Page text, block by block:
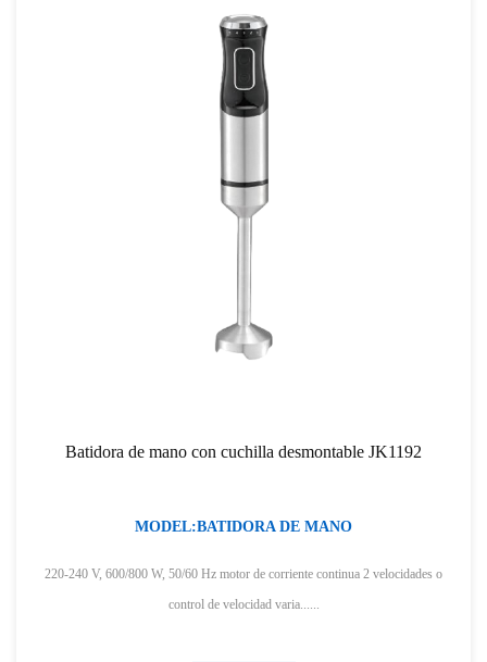
Batidora de mano con cuchilla desmontable JK1192
MODEL:BATIDORA DE MANO
220-240 V, 600/800 W, 50/60 Hz motor de corriente continua 2 velocidades o
control de velocidad varia......